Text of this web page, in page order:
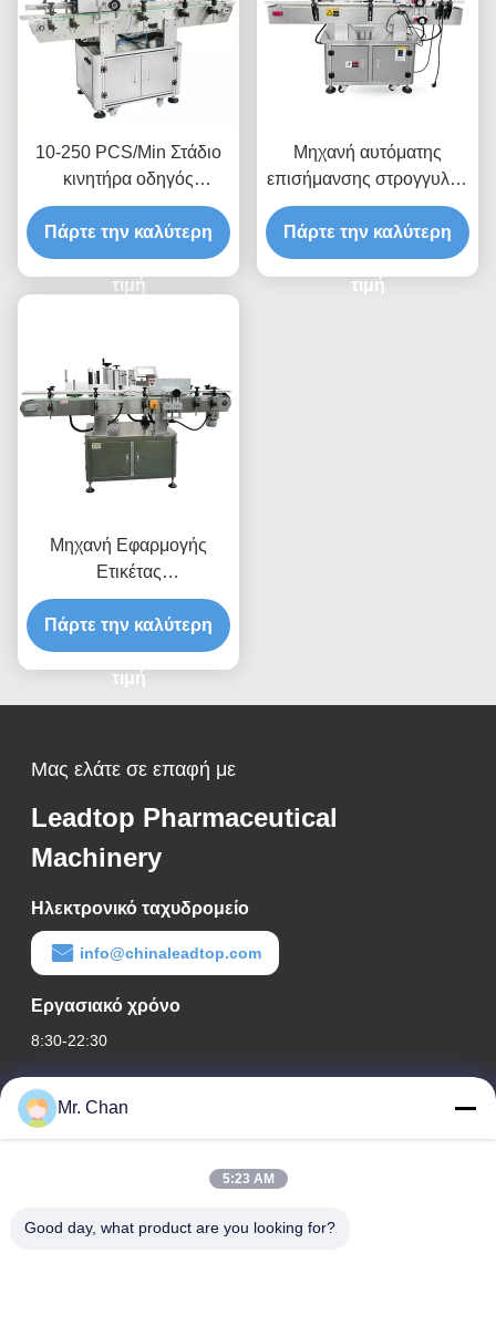
10-250 PCS/Min Στάδιο
κινητήρα οδηγός
στρογγυλή συσκευή
ετικέτας μπουκάλι
αυτόματη για ομαλή
γρήγορη και ακριβή
Πάρτε την καλύτερη
τιμή
Μηχανή αυτόματης
επισήμανσης στρογγυλής
φιάλης υψηλής ταχύτητας
βήμα κινητήρα ταχύτητα
λειτουργίας 10-250
PCS/min
Πάρτε την καλύτερη
τιμή
Μηχανή Εφαρμογής
Ετικέτας
Αυτοματοποιημένης
Δεξιάς ή Αριστερής
Λειτουργίας για τη
Μεταποιητική Βιομηχανία
Πάρτε την καλύτερη
τιμή
Μας ελάτε σε επαφή με
Leadtop Pharmaceutical
Machinery
Ηλεκτρονικό ταχυδρομείο
info@chinaleadtop.com
Εργασιακό χρόνο
8:30-22:30
Η διεύθυνσή μας
Διεύθυνση εταιρείας
Διεύθυνση εργοστασίου
Mr. Chan
5:23 AM
Good day, what product are you looking for?